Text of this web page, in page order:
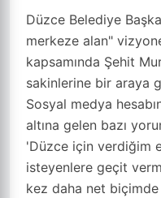
Düzce Belediye
merkeze alan"
kapsamında Şehit
sakinlerine bir araya
Sosyal medya
altına gelen bazı
'Düzce için verdiğim
isteyenlere geçit
kez daha net